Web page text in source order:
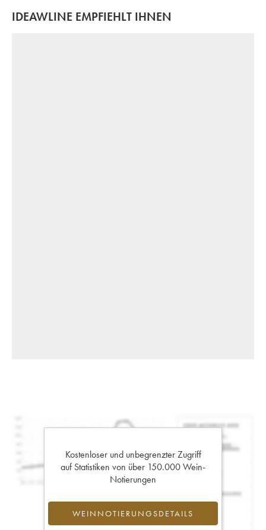
IDEAWLINE EMPFIEHLT IHNEN
Kostenloser und unbegrenzter Zugriff
auf Statistiken von über 150.000 Wein-
Notierungen
WEINNOTIERUNGSDETAILS